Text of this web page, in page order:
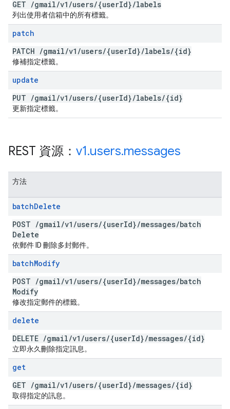
GET /gmail/v1 /users/{userId}/labels
列出使用者信箱中的所有標籤。
patch
PATCH /gmail/v1 /users/{userId}/labels/{id}
修補指定標籤。
update
PUT /gmail/v1 /users/{userId}/labels/{id}
更新指定標籤。
REST 資源： v1.users.messages
方法
batchDelete
POST /gmail/v1 /users/{userId}/messages/batch
Delete
依郵件 ID 刪除多封郵件。
batchModify
POST /gmail/v1 /users/{userId}/messages/batch
Modify
修改指定郵件的標籤。
delete
DELETE /gmail/v1 /users/{userId}/messages/{id}
立即永久刪除指定訊息。
get
GET /gmail/v1 /users/{userId}/messages/{id}
取得指定的訊息。